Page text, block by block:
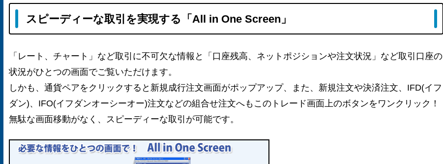
スピーディーな取引を実現する「All in One Screen」
「レート、チャート」など取引に不可欠な情報と「口座残高、ネットポジションや注文状況」など取引口座の
状況がひとつの画面でご覧いただけます。
しかも、通貨ペアをクリックすると新規成行注文画面がポップアップ、また、新規注文や決済注文、IFD(イフ
ダン)、IFO(イフダンオーシーオー)注文などの組合せ注文へもこのトレード画面上のボタンをワンクリック！
無駄な画面移動がなく、スピーディーな取引が可能です。